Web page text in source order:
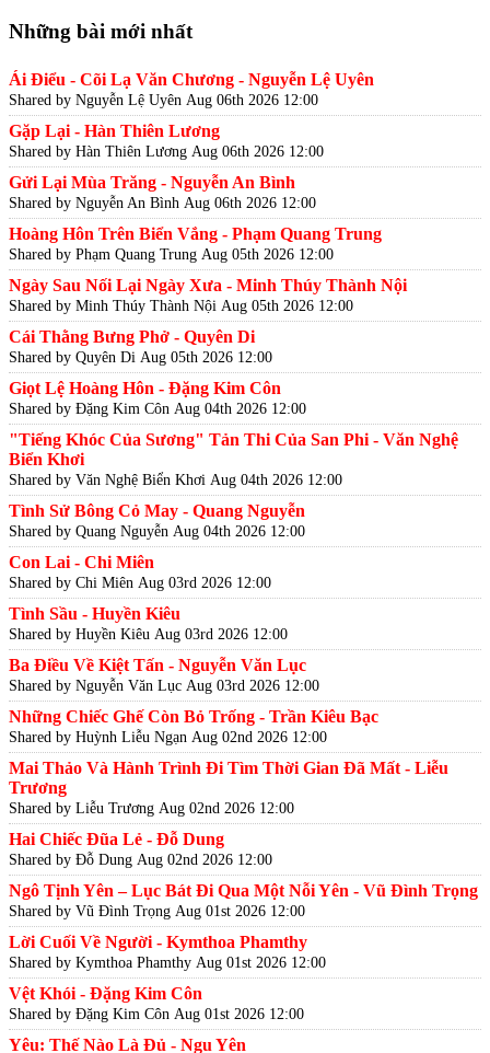
Những bài mới nhất
Ái Điểu - Cõi Lạ Văn Chương - Nguyễn Lệ Uyên
Shared by Nguyễn Lệ Uyên Aug 06th 2026 12:00
Gặp Lại - Hàn Thiên Lương
Shared by Hàn Thiên Lương Aug 06th 2026 12:00
Gửi Lại Mùa Trăng - Nguyễn An Bình
Shared by Nguyễn An Bình Aug 06th 2026 12:00
Hoàng Hôn Trên Biển Vắng - Phạm Quang Trung
Shared by Phạm Quang Trung Aug 05th 2026 12:00
Ngày Sau Nối Lại Ngày Xưa - Minh Thúy Thành Nội
Shared by Minh Thúy Thành Nội Aug 05th 2026 12:00
Cái Thằng Bưng Phở - Quyên Di
Shared by Quyên Di Aug 05th 2026 12:00
Giọt Lệ Hoàng Hôn - Đặng Kim Côn
Shared by Đặng Kim Côn Aug 04th 2026 12:00
"Tiếng Khóc Của Sương" Tản Thi Của San Phi - Văn Nghệ
Biển Khơi
Shared by Văn Nghệ Biển Khơi Aug 04th 2026 12:00
Tình Sử Bông Cỏ May - Quang Nguyễn
Shared by Quang Nguyễn Aug 04th 2026 12:00
Con Lai - Chi Miên
Shared by Chi Miên Aug 03rd 2026 12:00
Tình Sầu - Huyền Kiêu
Shared by Huyền Kiêu Aug 03rd 2026 12:00
Ba Điều Về Kiệt Tấn - Nguyễn Văn Lục
Shared by Nguyễn Văn Lục Aug 03rd 2026 12:00
Những Chiếc Ghế Còn Bỏ Trống - Trần Kiêu Bạc
Shared by Huỳnh Liễu Ngạn Aug 02nd 2026 12:00
Mai Thảo Và Hành Trình Đi Tìm Thời Gian Đã Mất - Liễu
Trương
Shared by Liễu Trương Aug 02nd 2026 12:00
Hai Chiếc Đũa Lẻ - Đỗ Dung
Shared by Đỗ Dung Aug 02nd 2026 12:00
Ngô Tịnh Yên – Lục Bát Đi Qua Một Nỗi Yên - Vũ Đình Trọng
Shared by Vũ Đình Trọng Aug 01st 2026 12:00
Lời Cuối Về Người - Kymthoa Phamthy
Shared by Kymthoa Phamthy Aug 01st 2026 12:00
Vệt Khói - Đặng Kim Côn
Shared by Đặng Kim Côn Aug 01st 2026 12:00
Yêu: Thế Nào Là Đủ - Ngu Yên